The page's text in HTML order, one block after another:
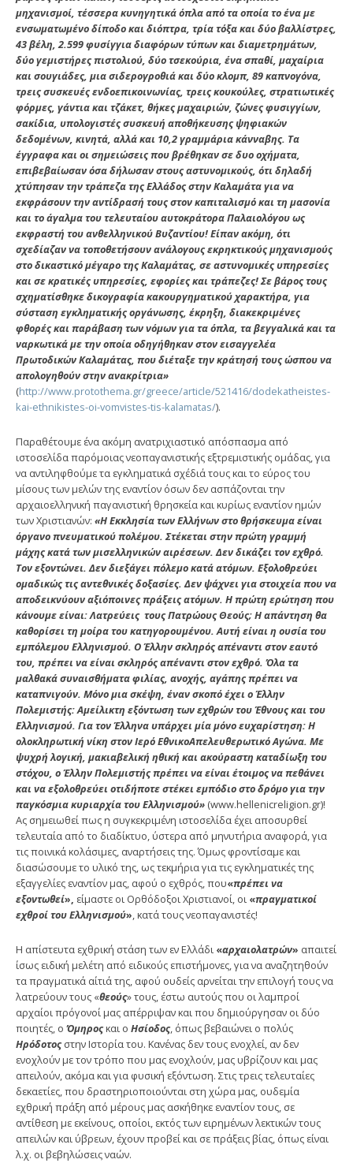
μηχανισμοί, τέσσερα κυνηγητικά όπλα από τα οποία το ένα με
ενσωματωμένο δίποδο και διόπτρα, τρία τόξα και δύο βαλλίστρες,
43 βέλη, 2.599 φυσίγγια διαφόρων τύπων και διαμετρημάτων,
δύο γεμιστήρες πιστολιού, δύο τσεκούρια, ένα σπαθί, μαχαίρια
και σουγιάδες, μια σιδερογροθιά και δύο κλομπ, 89 καπνογόνα,
τρεις συσκευές ενδοεπικοινωνίας, τρεις κουκούλες, στρατιωτικές
φόρμες, γάντια και τζάκετ, θήκες μαχαιριών, ζώνες φυσιγγίων,
σακίδια, υπολογιστές συσκευή αποθήκευσης ψηφιακών
δεδομένων, κινητά, αλλά και 10,2 γραμμάρια κάνναβης. Τα
έγγραφα και οι σημειώσεις που βρέθηκαν σε δυο οχήματα,
επιβεβαίωσαν όσα δήλωσαν στους αστυνομικούς, ότι δηλαδή
χτύπησαν την τράπεζα της Ελλάδος στην Καλαμάτα για να
εκφράσουν την αντίδρασή τους στον καπιταλισμό και τη μασονία
και το άγαλμα του τελευταίου αυτοκράτορα Παλαιολόγου ως
εκφραστή του ανθελληνικού Βυζαντίου! Είπαν ακόμη, ότι
σχεδίαζαν να τοποθετήσουν ανάλογους εκρηκτικούς μηχανισμούς
στο δικαστικό μέγαρο της Καλαμάτας, σε αστυνομικές υπηρεσίες
και σε κρατικές υπηρεσίες, εφορίες και τράπεζες! Σε βάρος τους
σχηματίσθηκε δικογραφία κακουργηματικού χαρακτήρα, για
σύσταση εγκληματικής οργάνωσης, έκρηξη, διακεκριμένες
φθορές και παράβαση των νόμων για τα όπλα, τα βεγγαλικά και τα
ναρκωτικά με την οποία οδηγήθηκαν στον εισαγγελέα
Πρωτοδικών Καλαμάτας, που διέταξε την κράτησή τους ώσπου να
απολογηθούν στην ανακρίτρια»
(http://www.protothema.gr/greece/article/521416/dodekatheistes-
kai-ethnikistes-oi-vomvistes-tis-kalamatas/).
Παραθέτουμε ένα ακόμη ανατριχιαστικό απόσπασμα από
ιστοσελίδα παρόμοιας νεοπαγανιστικής εξτρεμιστικής ομάδας, για
να αντιληφθούμε τα εγκληματικά σχέδιά τους και το εύρος του
μίσους των μελών της εναντίον όσων δεν ασπάζονται την
αρχαιοελληνική παγανιστική θρησκεία και κυρίως εναντίον ημών
των Χριστιανών: «Η Εκκλησία των Ελλήνων στο θρήσκευμα είναι
όργανο πνευματικού πολέμου. Στέκεται στην πρώτη γραμμή
μάχης κατά των μισελληνικών αιρέσεων. Δεν δικάζει τον εχθρό.
Τον εξοντώνει. Δεν διεξάγει πόλεμο κατά ατόμων. Εξολοθρεύει
ομαδικώς τις αντεθνικές δοξασίες. Δεν ψάχνει για στοιχεία που να
αποδεικνύουν αξιόποινες πράξεις ατόμων. Η πρώτη ερώτηση που
κάνουμε είναι: Λατρεύεις τους Πατρώους Θεούς; Η απάντηση θα
καθορίσει τη μοίρα του κατηγορουμένου. Αυτή είναι η ουσία του
εμπόλεμου Ελληνισμού. Ο Έλλην σκληρός απέναντι στον εαυτό
του, πρέπει να είναι σκληρός απέναντι στον εχθρό. Όλα τα
μαλθακά συναισθήματα φιλίας, ανοχής, αγάπης πρέπει να
καταπνιγούν. Μόνο μια σκέψη, έναν σκοπό έχει ο Έλλην
Πολεμιστής: Αμείλικτη εξόντωση των εχθρών του Έθνους και του
Ελληνισμού. Για τον Έλληνα υπάρχει μία μόνο ευχαρίστηση: Η
ολοκληρωτική νίκη στον Ιερό ΕθνικοΑπελευθερωτικό Αγώνα. Με
ψυχρή λογική, μακιαβελική ηθική και ακούραστη καταδίωξη του
στόχου, ο Έλλην Πολεμιστής πρέπει να είναι έτοιμος να πεθάνει
και να εξολοθρεύει οτιδήποτε στέκει εμπόδιο στο δρόμο για την
παγκόσμια κυριαρχία του Ελληνισμού» (www.hellenicreligion.gr)!
Ας σημειωθεί πως η συγκεκριμένη ιστοσελίδα έχει αποσυρθεί
τελευταία από το διαδίκτυο, ύστερα από μηνυτήρια αναφορά, για
τις ποινικά κολάσιμες, αναρτήσεις της. Όμως φροντίσαμε και
διασώσουμε το υλικό της, ως τεκμήρια για τις εγκληματικές της
εξαγγελίες εναντίον μας, αφού ο εχθρός, που«πρέπει να
εξοντωθεί», είμαστε οι Ορθόδοξοι Χριστιανοί, οι «πραγματικοί
εχθροί του Ελληνισμού», κατά τους νεοπαγανιστές!
Η απίστευτα εχθρική στάση των εν Ελλάδι «αρχαιολατρών» απαιτεί
ίσως ειδική μελέτη από ειδικούς επιστήμονες, για να αναζητηθούν
τα πραγματικά αίτιά της, αφού ουδείς αρνείται την επιλογή τους να
λατρεύουν τους «θεούς» τους, έστω αυτούς που οι λαμπροί
αρχαίοι πρόγονοί μας απέρριψαν και που δημιούργησαν οι δύο
ποιητές, ο Όμηροςκαι ο Ησίοδος, όπως βεβαιώνει ο πολύς
Ηρόδοτοςστην Ιστορία του. Κανένας δεν τους ενοχλεί, αν δεν
ενοχλούν με τον τρόπο που μας ενοχλούν, μας υβρίζουν και μας
απειλούν, ακόμα και για φυσική εξόντωση. Στις τρεις τελευταίες
δεκαετίες, που δραστηριοποιούνται στη χώρα μας, ουδεμία
εχθρική πράξη από μέρους μας ασκήθηκε εναντίον τους, σε
αντίθεση με εκείνους, οποίοι, εκτός των ειρημένων λεκτικών τους
απειλών και ύβρεων, έχουν προβεί και σε πράξεις βίας, όπως είναι
λ.χ. οι βεβηλώσεις ναών.